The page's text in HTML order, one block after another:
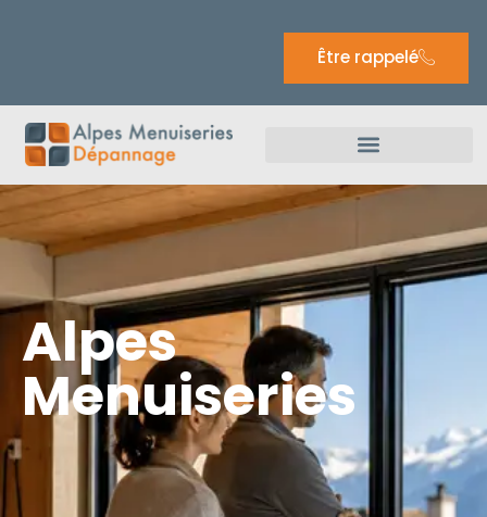
Être rappelé
Alpes
Menuiseries